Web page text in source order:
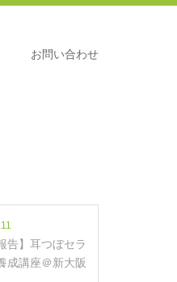
お問い合わせ
告】耳つぼセラ
成講座＠新大阪